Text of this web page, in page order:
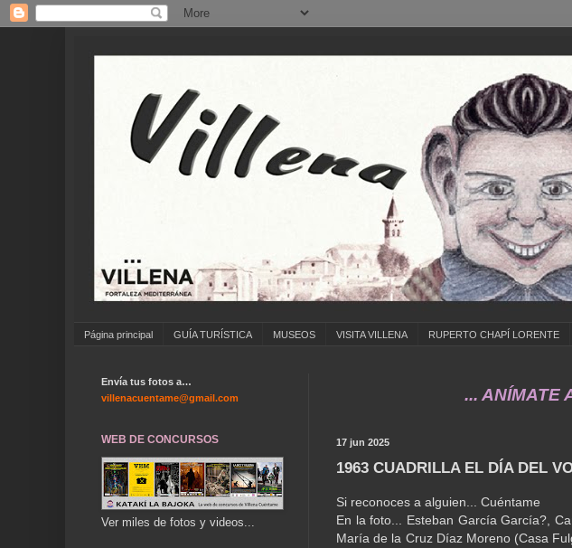
Página principal GUÍA TURÍSTICA MUSEOS VISITA VILLENA RUPERTO CHAPÍ LORENTE
... ANÍMATE A
17 jun 2025
1963 CUADRILLA EL DÍA DEL
Si reconoces a alguien... Cuéntame
En la foto... Esteban García García?,
María de la Cruz Díaz Moreno (Casa
Envía tus fotos a…
villenacuentame@gmail.com
WEB DE CONCURSOS
Ver miles de fotos y videos...